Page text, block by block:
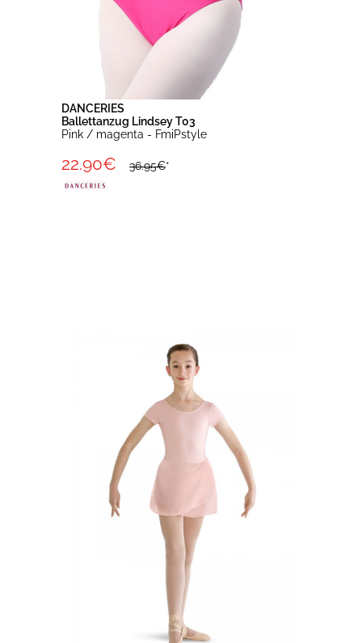
DANCERIES
Ballettanzug Lindsey T03
Pink / magenta - FmiPstyle
22.90€ 36.95€*